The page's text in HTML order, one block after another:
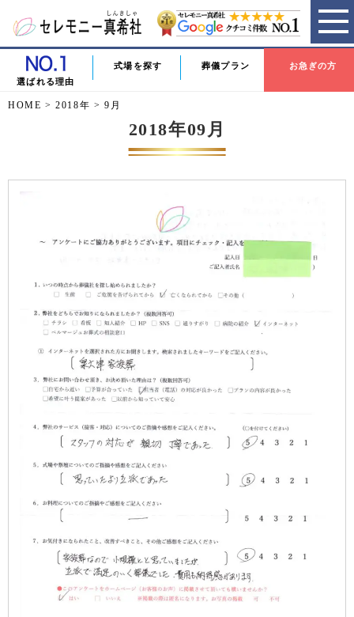
選ばれる理由
式場を探す 葬儀プラン お急ぎの方
HOME >2018年 >9月
2018年09月